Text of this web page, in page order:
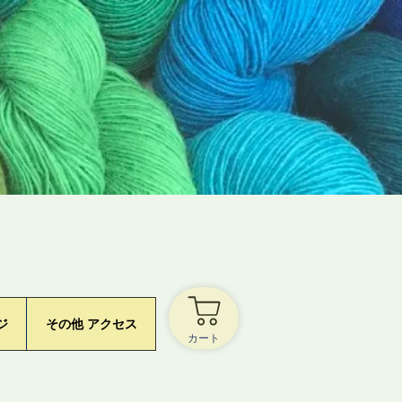
その他 アクセス
カート